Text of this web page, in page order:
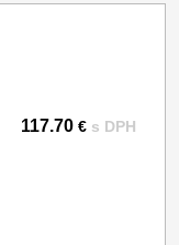
117.70 € s DPH